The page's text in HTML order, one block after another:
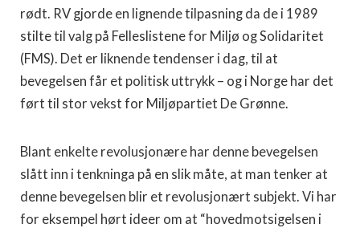
rødt. RV gjorde en lignende tilpasning da de i 1989
stilte til valg på Felleslistene for Miljø og Solidaritet
(FMS). Det er liknende tendenser i dag, til at
bevegelsen får et politisk uttrykk – og i Norge har det
ført til stor vekst for Miljøpartiet De Grønne.
Blant enkelte revolusjonære har denne bevegelsen
slått inn i tenkninga på en slik måte, at man tenker at
denne bevegelsen blir et revolusjonært subjekt. Vi har
for eksempel hørt ideer om at “hovedmotsigelsen i